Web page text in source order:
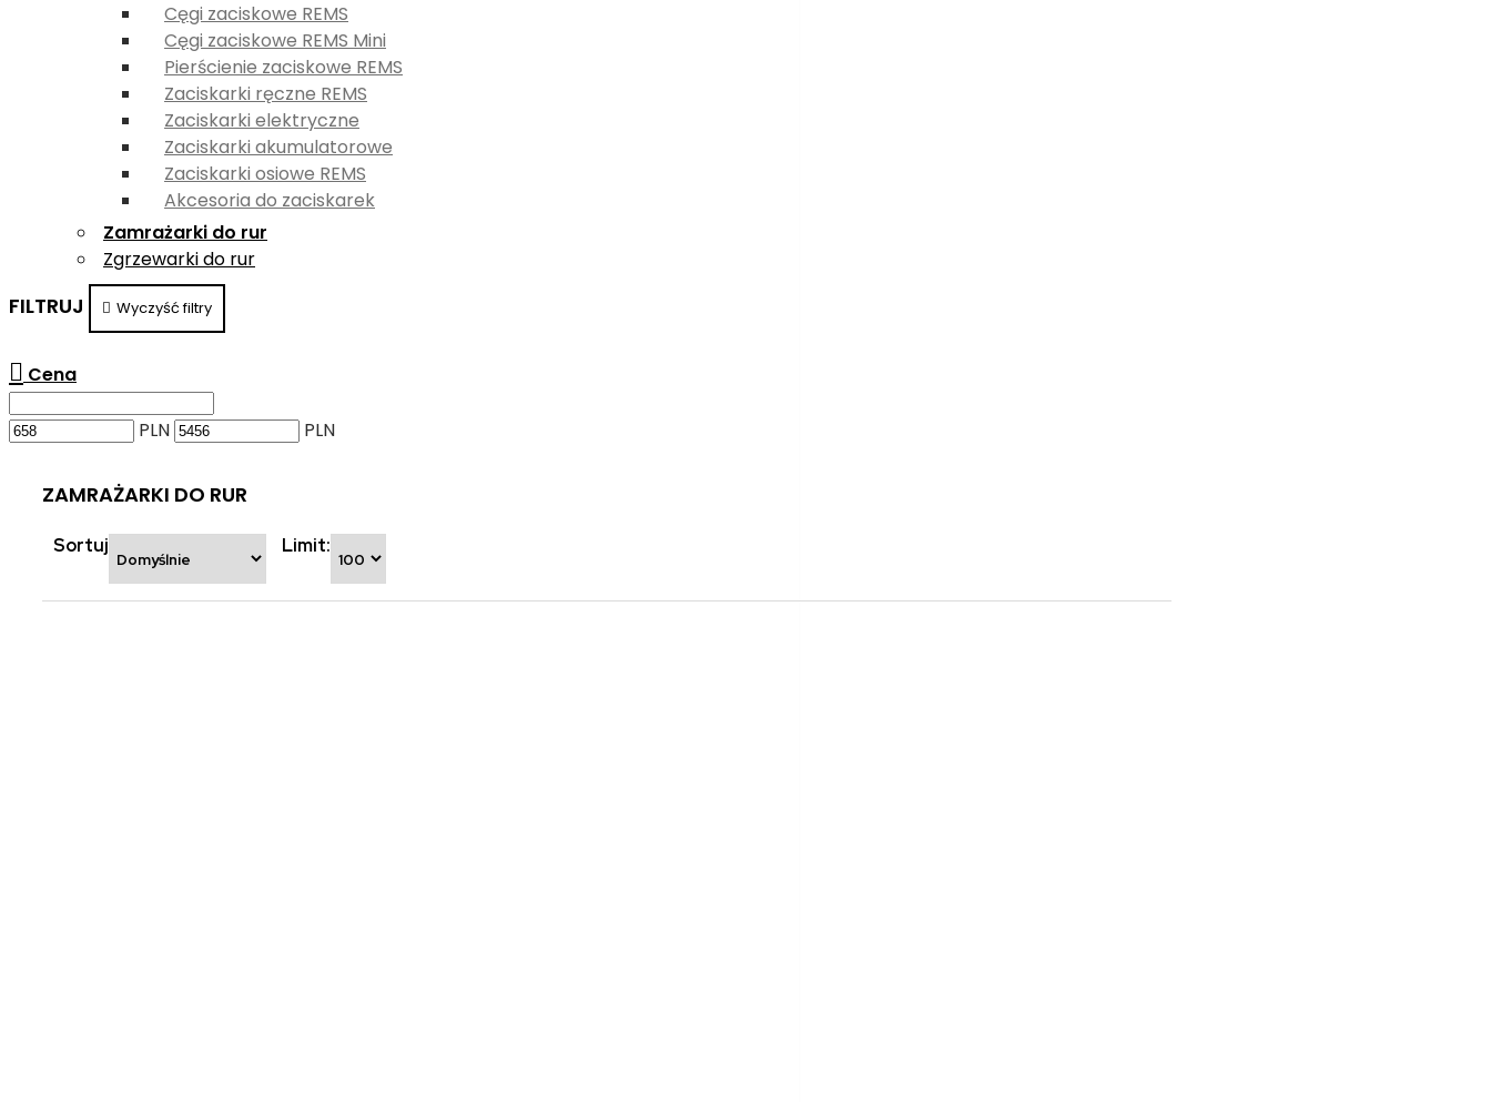
Cęgi zaciskowe REMS
Cęgi zaciskowe REMS Mini
Pierścienie zaciskowe REMS
Zaciskarki ręczne REMS
Zaciskarki elektryczne
Zaciskarki akumulatorowe
Zaciskarki osiowe REMS
Akcesoria do zaciskarek
Zamrażarki do rur
Zgrzewarki do rur
FILTRUJ Wyczyść filtry
Cena
PLN PLN
ZAMRAŻARKI DO RUR
Sortuj Limit: